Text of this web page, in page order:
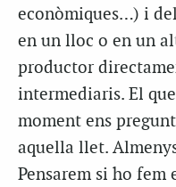
econòmiques…) i
en un lloc o en un
productor
intermediaris. El
moment ens
aquella llet.
Pensarem si ho fem